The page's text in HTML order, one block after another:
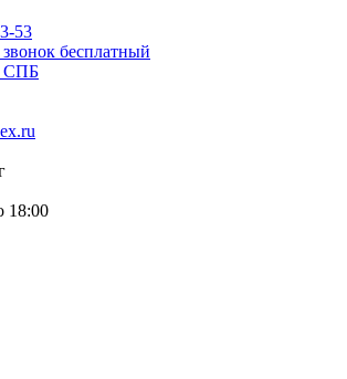
53
звонок бесплатный
СПБ
18:00